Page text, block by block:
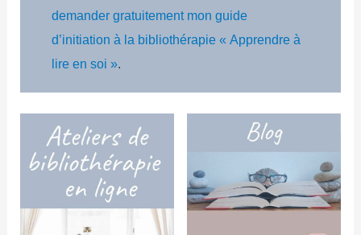
demander gratuitement mon guide
d’initiation à la bibliothérapie « Apprendre à
lire en soi ».